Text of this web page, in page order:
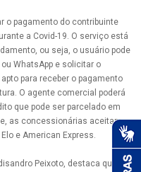
o pagamento do contribuinte
a Covid-19. O serviço está
ou seja, o usuário pode
WhatsApp e solicitar o
para receber o pagamento
O agente comercial poderá
que pode ser parcelado em
as concessionárias aceitam
e American Express.
Peixoto, destaca que